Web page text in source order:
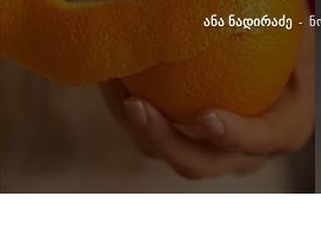
ანა ნადირაძე -